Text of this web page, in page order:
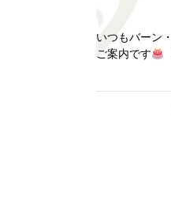
いつもバーン
ご案内です